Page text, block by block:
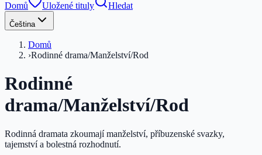
Domů Uložené tituly Hledat
Čeština
Domů
›Rodinné drama/Manželství/Rod
Rodinné
drama/Manželství/Rod
Rodinná dramata zkoumají manželství, příbuzenské svazky,
tajemství a bolestná rozhodnutí.